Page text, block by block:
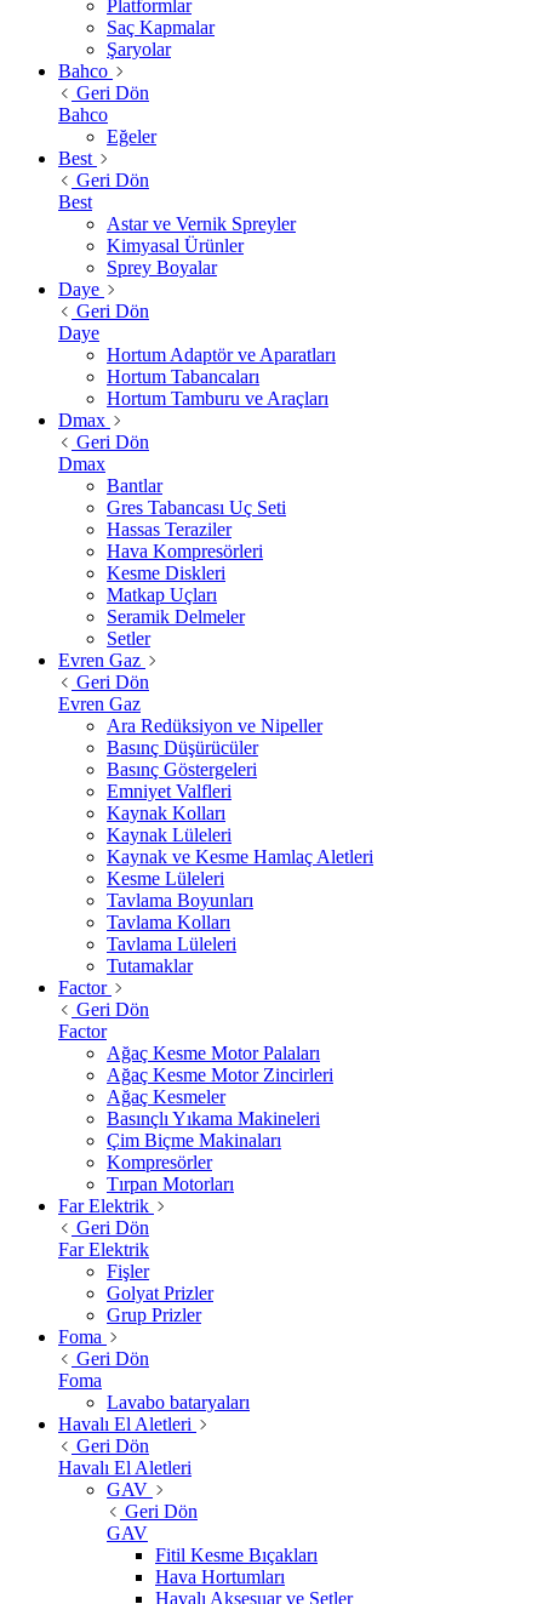
Platformlar
Saç Kapmalar
Şaryolar
Bahco
Geri Dön
Bahco
Eğeler
Best
Geri Dön
Best
Astar ve Vernik Spreyler
Kimyasal Ürünler
Sprey Boyalar
Daye
Geri Dön
Daye
Hortum Adaptör ve Aparatları
Hortum Tabancaları
Hortum Tamburu ve Araçları
Dmax
Geri Dön
Dmax
Bantlar
Gres Tabancası Uç Seti
Hassas Teraziler
Hava Kompresörleri
Kesme Diskleri
Matkap Uçları
Seramik Delmeler
Setler
Evren Gaz
Geri Dön
Evren Gaz
Ara Redüksiyon ve Nipeller
Basınç Düşürücüler
Basınç Göstergeleri
Emniyet Valfleri
Kaynak Kolları
Kaynak Lüleleri
Kaynak ve Kesme Hamlaç Aletleri
Kesme Lüleleri
Tavlama Boyunları
Tavlama Kolları
Tavlama Lüleleri
Tutamaklar
Factor
Geri Dön
Factor
Ağaç Kesme Motor Palaları
Ağaç Kesme Motor Zincirleri
Ağaç Kesmeler
Basınçlı Yıkama Makineleri
Çim Biçme Makinaları
Kompresörler
Tırpan Motorları
Far Elektrik
Geri Dön
Far Elektrik
Fişler
Golyat Prizler
Grup Prizler
Foma
Geri Dön
Foma
Lavabo bataryaları
Havalı El Aletleri
Geri Dön
Havalı El Aletleri
GAV
Geri Dön
GAV
Fitil Kesme Bıçakları
Hava Hortumları
Havalı Aksesuar ve Setler